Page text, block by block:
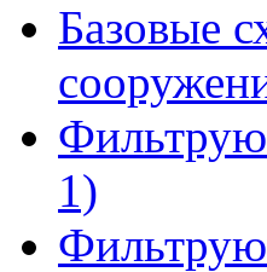
Базовые
1)